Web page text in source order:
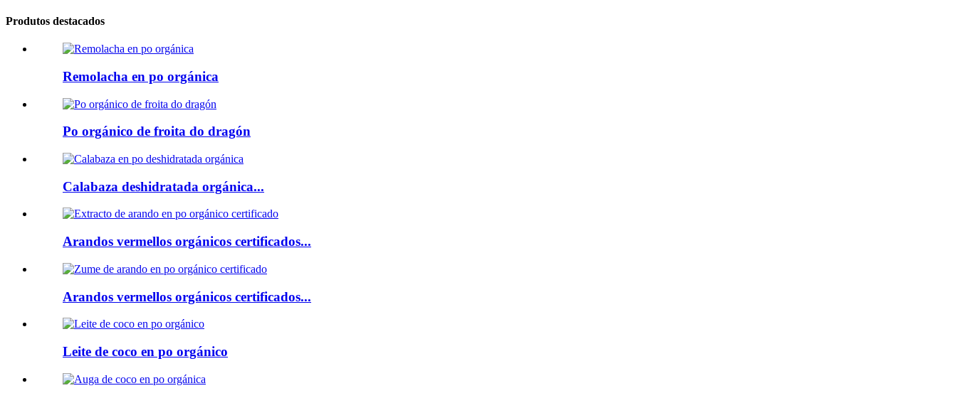
Produtos destacados
Remolacha en po orgánica
Po orgánico de froita do dragón
Calabaza deshidratada orgánica...
Arandos vermellos orgánicos certificados...
Arandos vermellos orgánicos certificados...
Leite de coco en po orgánico